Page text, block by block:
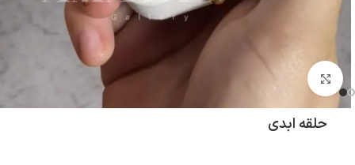
بزرگنمایی تصویر
حلقه ابدی